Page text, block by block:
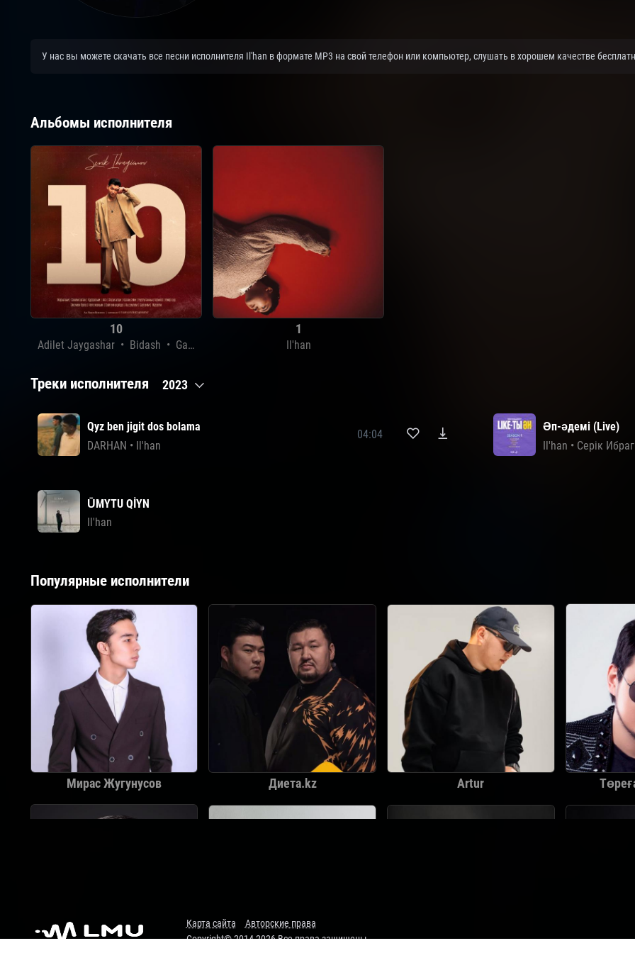
У нас вы можете скачать все песни исполнителя Il'han в формате MP3 на свой телефон или компьютер, слушать в хорошем качестве
Альбомы исполнителя
10
Adilet Jaygashar • Bidash • Gazizkhan Shekerbekov • Il'han
1
Il'han
Треки исполнителя 2023
Qyz ben jigit dos bolama
DARHAN • Il'han
04:04
Әп-әдемі (Live)
Il'han • Серік
ŪMYTU QİYN
Il'han
Популярные исполнители
Мирас Жугунусов Диета.kz Artur
Карта сайта
Авторские права
Copyright© 2014-2026 Все права защищены.